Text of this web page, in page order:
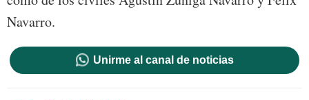
Navarro.
Unirme al canal de noticias